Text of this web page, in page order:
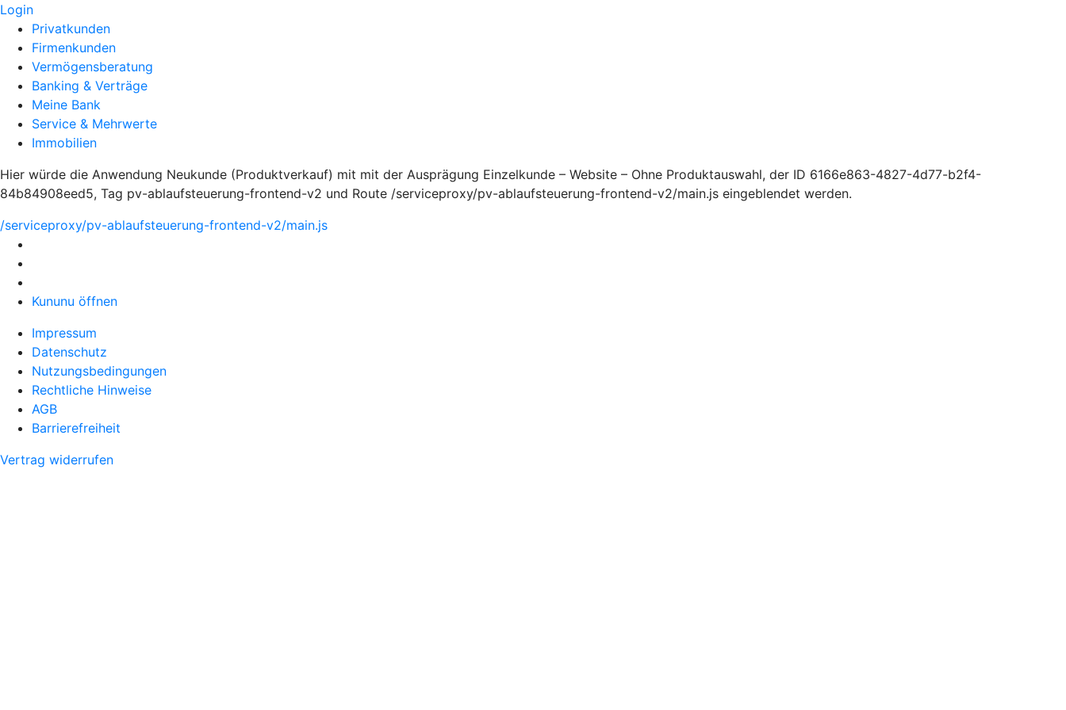
Login
Privatkunden
Firmenkunden
Vermögensberatung
Banking & Verträge
Meine Bank
Service & Mehrwerte
Immobilien
Hier würde die Anwendung Neukunde (Produktverkauf) mit mit der Ausprägung Einzelkunde – Website – Ohne Produktauswahl, der ID 6166e863-4827-4d77-b2f4-
84b84908eed5, Tag pv-ablaufsteuerung-frontend-v2 und Route /serviceproxy/pv-ablaufsteuerung-frontend-v2/main.js eingeblendet werden.
/serviceproxy/pv-ablaufsteuerung-frontend-v2/main.js
Kununu öffnen
Impressum
Datenschutz
Nutzungsbedingungen
Rechtliche Hinweise
AGB
Barrierefreiheit
Vertrag widerrufen